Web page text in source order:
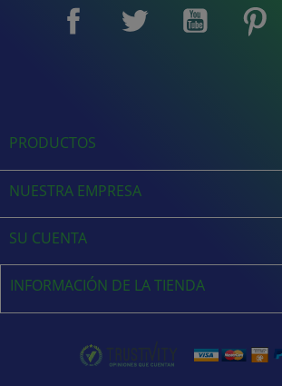
Facebook Twitter YouTube
PRODUCTOS
NUESTRA EMPRESA
SU CUENTA
INFORMACIÓN DE LA TIENDA